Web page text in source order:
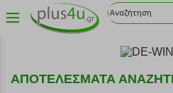
ΑΠΟΤΕΛΕΣΜΑΤΑ